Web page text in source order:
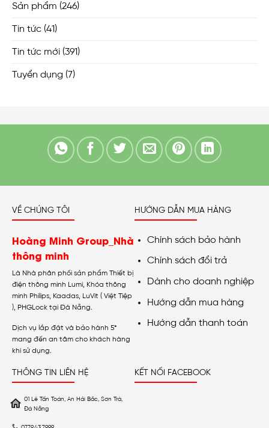
Sản phẩm (246)
Tin tức (41)
Tin tức mới (391)
Tuyển dụng (7)
VỀ CHÚNG TÔI
Hoàng Minh Group_Nhà
thông minh
Là Nhà phân phối sản phẩm Thiết bị
điện thông minh Lumi, Khóa thông
minh Philips, Kaadas, LuVit ( Việt Tiệp
), PHGLock tại Đà Nẵng.
Dịch vụ lắp đặt và bảo hành 5*
mang đến an tâm cho khách hàng
khi sử dụng.
HƯỚNG DẪN MUA HÀNG
Chính sách bảo hành
Chính sách đổi trả
Dành cho doanh nghiệp
Hướng dẫn mua hàng
Hướng dẫn thanh toán
THÔNG TIN LIÊN HỆ
01 Lê Tấn Toán, An Hải Bắc, Sơn Trà,
Đà Nẵng
KẾT NỐI FACEBOOK